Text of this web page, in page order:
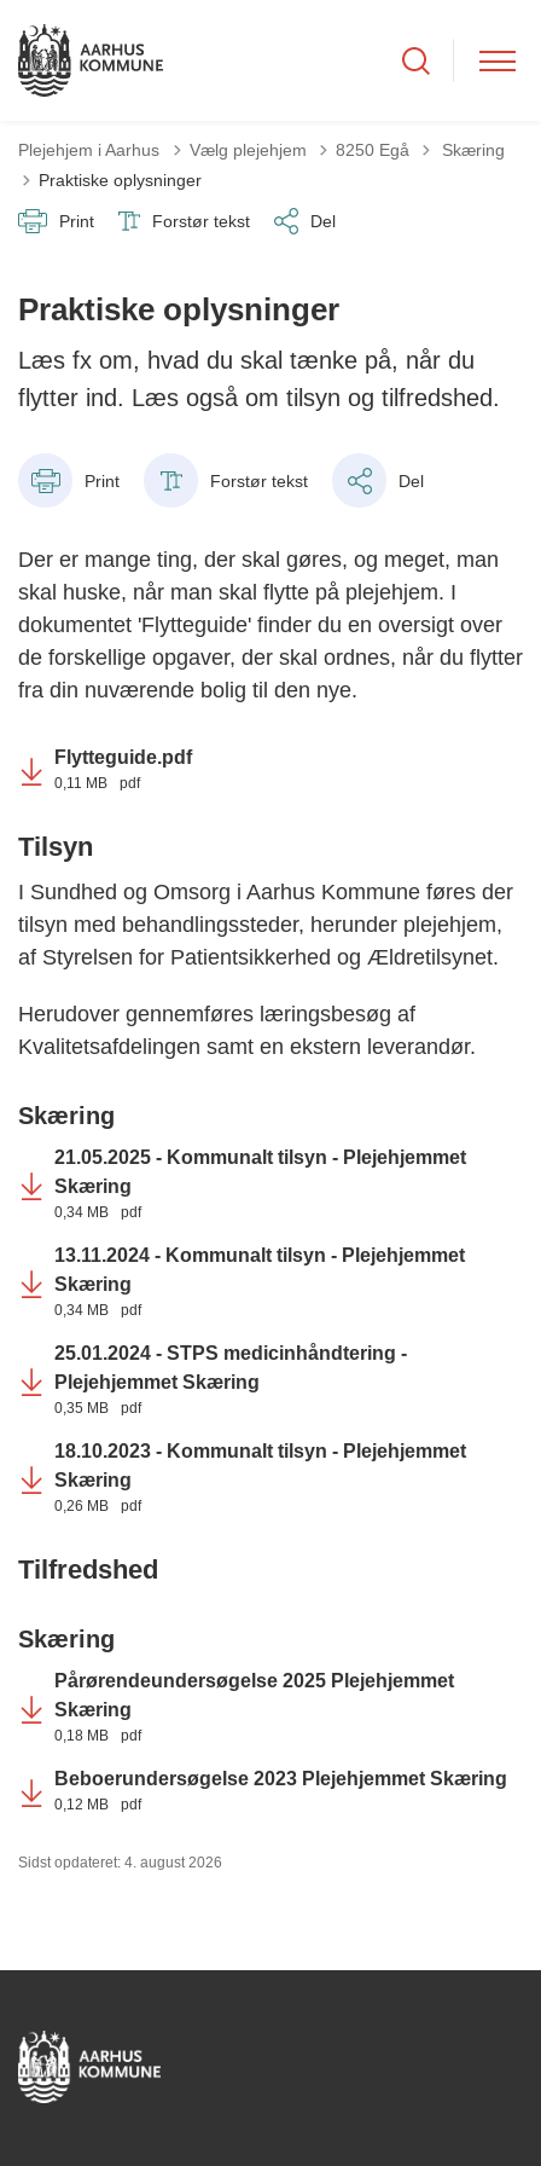
Plejehjem i Aarhus Vælg plejehjem 8250 Egå Tilbage til
Skæring
Praktiske oplysninger
Print Forstør tekst Del
Praktiske oplysninger
Læs fx om, hvad du skal tænke på, når du
flytter ind. Læs også om tilsyn og tilfredshed.
Print Forstør tekst Del
Der er mange ting, der skal gøres, og meget, man
skal huske, når man skal flytte på plejehjem. I
dokumentet 'Flytteguide' finder du en oversigt over
de forskellige opgaver, der skal ordnes, når du flytter
fra din nuværende bolig til den nye.
Flytteguide.pdf
0,11 MB pdf
Tilsyn
I Sundhed og Omsorg i Aarhus Kommune føres der
tilsyn med behandlingssteder, herunder plejehjem,
af Styrelsen for Patientsikkerhed og Ældretilsynet.
Herudover gennemføres læringsbesøg af
Kvalitetsafdelingen samt en ekstern leverandør.
Skæring
21.05.2025 - Kommunalt tilsyn - Plejehjemmet
Skæring
0,34 MB pdf
13.11.2024 - Kommunalt tilsyn - Plejehjemmet
Skæring
0,34 MB pdf
25.01.2024 - STPS medicinhåndtering -
Plejehjemmet Skæring
0,35 MB pdf
18.10.2023 - Kommunalt tilsyn - Plejehjemmet
Skæring
0,26 MB pdf
Tilfredshed
Skæring
Pårørendeundersøgelse 2025 Plejehjemmet
Skæring
0,18 MB pdf
Beboerundersøgelse 2023 Plejehjemmet Skæring
0,12 MB pdf
Sidst opdateret: 4. august 2026